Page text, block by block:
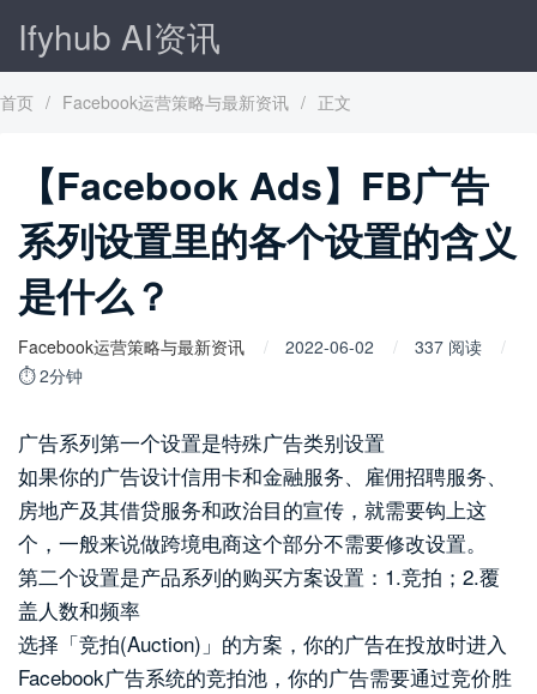
Ifyhub AI资讯
首页 / Facebook运营策略与最新资讯 / 正文
【Facebook Ads】FB广告
系列设置里的各个设置的含义
是什么？
Facebook运营策略与最新资讯 2022-06-02
337 阅读
⏱ 2分钟
广告系列第一个设置是特殊广告类别设置
如果你的广告设计信用卡和金融服务、雇佣招聘服务、
房地产及其借贷服务和政治目的宣传，就需要钩上这
个，一般来说做跨境电商这个部分不需要修改设置。
第二个设置是产品系列的购买方案设置：1.竞拍；2.覆
盖人数和频率
选择「竞拍(Auction)」的方案，你的广告在投放时进入
Facebook广告系统的竞拍池，你的广告需要通过竞价胜